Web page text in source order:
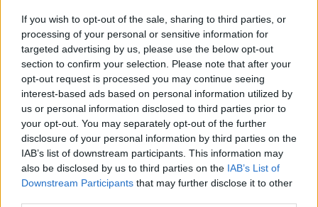
If you wish to opt-out of the sale, sharing to third parties, or
processing of your personal or sensitive information for
targeted advertising by us, please use the below opt-out
section to confirm your selection. Please note that after your
opt-out request is processed you may continue seeing
interest-based ads based on personal information utilized by
us or personal information disclosed to third parties prior to
your opt-out. You may separately opt-out of the further
disclosure of your personal information by third parties on the
IAB’s list of downstream participants. This information may
also be disclosed by us to third parties on the IAB’s List of
Downstream Participants that may further disclose it to other
Natural Contours της Femme Productions, η οποία
πρόσφερε μια σειρά από εργονομικά εργαλεία
μασάζ σχεδιασμένα να προάγουν τη σeξουαλική
ευχαρίστηση και ευεξία.
Μέσω της υπεράσπισης και των εκπαιδευτικών
προσπαθειών της, προσπάθησε να καταρρίψει τα
ταμπού γύρω από τη γυναικεία σeξουαλικότητα
και να ενθαρρύνει τις γυναίκες να αγκαλιάσουν